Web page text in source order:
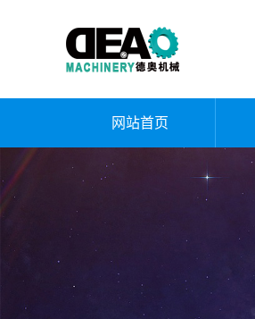
网站首页